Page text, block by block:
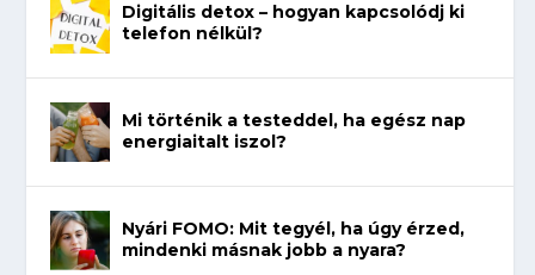
Digitális detox – hogyan kapcsolódj ki
telefon nélkül?
Mi történik a testeddel, ha egész nap
energiaitalt iszol?
Nyári FOMO: Mit tegyél, ha úgy érzed,
mindenki másnak jobb a nyara?